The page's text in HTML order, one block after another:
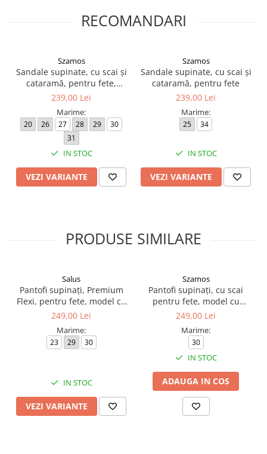
RECOMANDARI
Szamos
Sandale supinate, cu scai și
cataramă, pentru fete,
model cu fluture
239,00 Lei
Marime:
20 26 27 28 29
30
31
IN STOC
VEZI VARIANTE
Szamos
Sandale supinate, cu scai și
cataramă, pentru fete
239,00 Lei
Marime:
25 34
IN STOC
VEZI VARIANTE
PRODUSE SIMILARE
Salus
Pantofi supinați, Premium
Flexi, pentru fete, model cu
buburuză
249,00 Lei
Marime:
23 29 30
IN STOC
VEZI VARIANTE
Szamos
Pantofi supinați, cu scai
pentru fete, model cu
inimioară
249,00 Lei
Marime:
30
IN STOC
ADAUGA IN COS